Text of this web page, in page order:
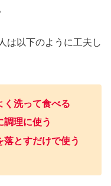
は以下のように工夫し
く洗って食べる
調理に使う
落とすだけで使う